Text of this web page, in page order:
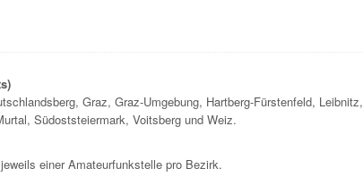
Graz, Graz-Umgebung, Hartberg-Fürstenfeld, Leibnitz,
Südoststeiermark, Voitsberg und Weiz.
einer Amateurfunkstelle pro Bezirk.